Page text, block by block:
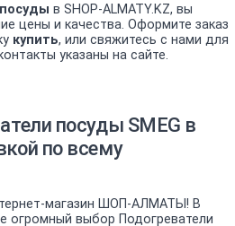
в SHOP-ALMATY.KZ, вы
цены и качества. Оформите заказ
купить, или свяжитесь с нами для
указаны на сайте.
посуды SMEG в
по всему
магазин ШОП-АЛМАТЫ! В
огромный выбор Подогреватели